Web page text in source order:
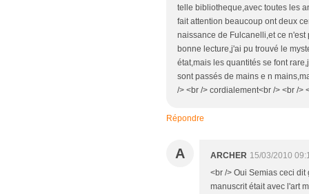
telle bibliotheque,avec toutes les
fait attention beaucoup ont deux
naissance de Fulcanelli,et ce
bonne lecture,j'ai pu trouvé le
état,mais les quantités se font
sont passés de mains e n
/> <br /> cordialement<br /> <br />
Répondre
A ARCHER 15/03/2010
<br /> Oui Semias ceci
manuscrit était avec l'art